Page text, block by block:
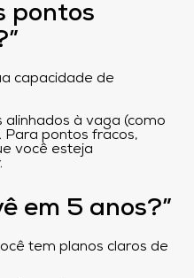
pontos
capacidade de
à vaga (como
Para pontos fracos,
você esteja
em 5 anos?”
tem planos claros de